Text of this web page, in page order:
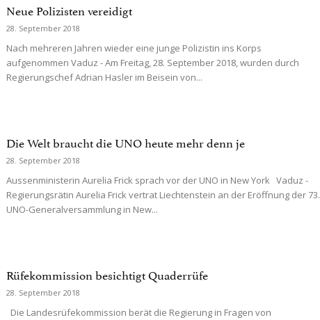
Neue Polizisten vereidigt
28. September 2018
Nach mehreren Jahren wieder eine junge Polizistin ins Korps
aufgenommen Vaduz - Am Freitag, 28. September 2018, wurden durch
Regierungschef Adrian Hasler im Beisein von...
Die Welt braucht die UNO heute mehr denn je
28. September 2018
Aussenministerin Aurelia Frick sprach vor der UNO in New York Vaduz -
Regierungsrätin Aurelia Frick vertrat Liechtenstein an der Eröffnung der 73.
UNO-Generalversammlung in New...
Rüfekommission besichtigt Quaderrüfe
28. September 2018
Die Landesrüfekommission berät die Regierung in Fragen von